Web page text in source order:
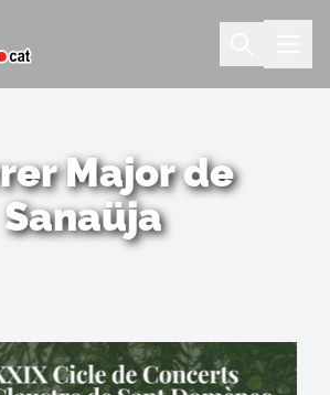
Major de
Sanaüja